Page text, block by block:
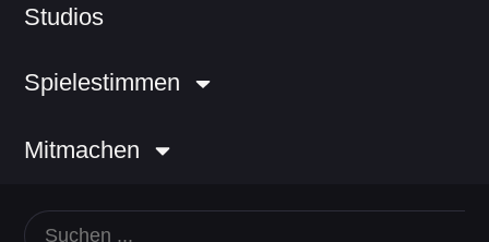
Studios
Spielestimmen
Mitmachen